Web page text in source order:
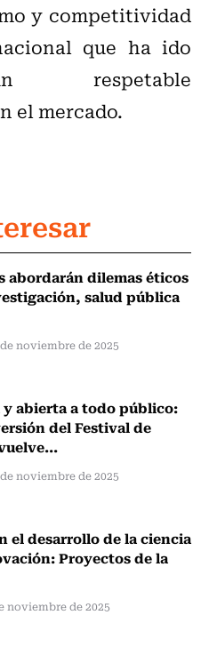
y competitividad
que ha ido
respetable
el mercado.
abordarán dilemas éticos
salud pública
noviembre de 2025
abierta a todo público:
del Festival de
noviembre de 2025
el desarrollo de la ciencia
Proyectos de la
noviembre de 2025